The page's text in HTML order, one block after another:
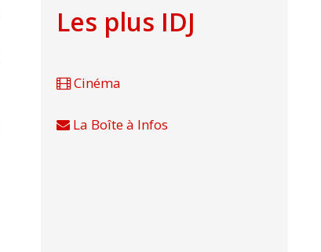
Les plus IDJ
Cinéma
La Boîte à Infos